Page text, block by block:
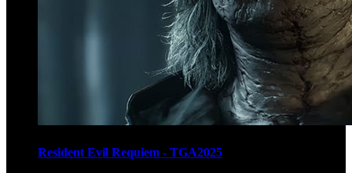
Resident Evil Requiem - TGA2025